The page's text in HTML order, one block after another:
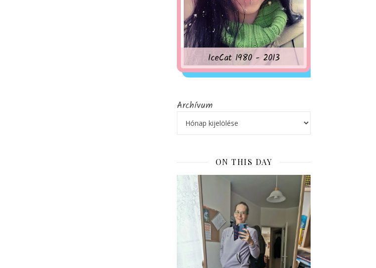
IceCat 1980 - 2013
Archívum
ON THIS DAY